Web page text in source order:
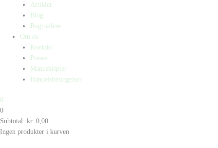
Artikler
Blog
Bogtrailere
Om os
Kontakt
Presse
Manuskripter
Handelsbetingelser
0
0
Subtotal: kr. 0,00
Ingen produkter i kurven